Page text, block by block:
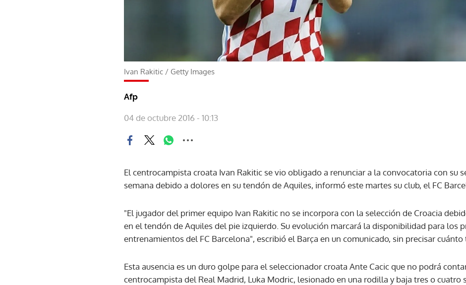
Ivan Rakitic / Getty Images
Afp
04 de octubre 2016 - 10:13
El centrocampista croata Ivan Rakitic se vio obligado a renunciar a la convocatoria con su
semana debido a dolores en su tendón de Aquiles, informó este martes su club, el FC
"El jugador del primer equipo Ivan Rakitic no se incorpora con la selección de Croacia
en el tendón de Aquiles del pie izquierdo. Su evolución marcará la disponibilidad para los
entrenamientos del FC Barcelona", escribió el Barça en un comunicado, sin precisar cuánto
Esta ausencia es un duro golpe para el seleccionador croata Ante Cacic que no podrá
centrocampista del Real Madrid, Luka Modric, lesionado en una rodilla y baja tres o cuatro